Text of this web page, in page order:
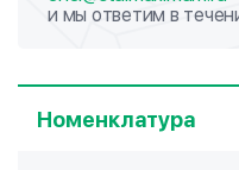
и мы ответим в
Номенклатура